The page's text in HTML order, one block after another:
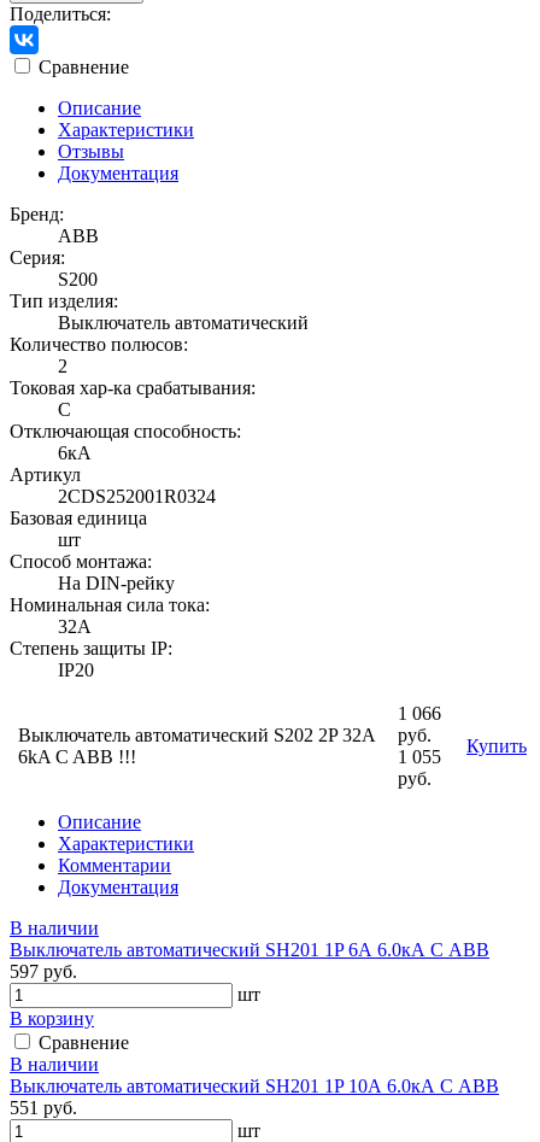
Поделиться:
Сравнение
Описание
Характеристики
Отзывы
Документация
Бренд:
ABB
Серия:
S200
Тип изделия:
Выключатель автоматический
Количество полюсов:
2
Токовая хар-ка срабатывания:
C
Отключающая способность:
6кА
Артикул
2CDS252001R0324
Базовая единица
шт
Способ монтажа:
На DIN-рейку
Номинальная сила тока:
32А
Степень защиты IP:
IP20
Выключатель автоматический S202 2P 32A
6kA C ABB !!!
1 066
руб.
1 055
руб.
Купить
Описание
Характеристики
Комментарии
Документация
В наличии
Выключатель автоматический SH201 1P 6А 6.0кА С АВВ
597 руб.
шт
В корзину
Сравнение
В наличии
Выключатель автоматический SH201 1P 10А 6.0кА С АВВ
551 руб.
шт